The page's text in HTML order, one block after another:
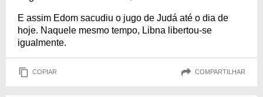
E assim Edom sacudiu o jugo de Judá até o dia de
hoje. Naquele mesmo tempo, Libna libertou-se
igualmente.
COPIAR COMPARTILHAR